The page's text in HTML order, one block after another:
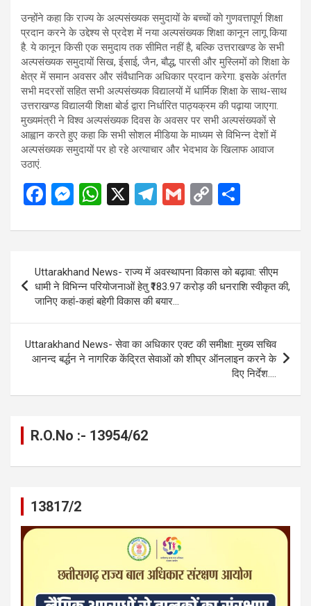
उन्होंने कहा कि राज्य के अल्पसंख्यक समुदायों के बच्चों को गुणवत्तापूर्ण शिक्षा
प्रदान करने के उद्देश्य से प्रदेश में नया अल्पसंख्यक शिक्षा कानून लागू किया
है. ये कानून किसी एक समुदाय तक सीमित नहीं है, बल्कि उत्तराखण्ड के सभी
अल्पसंख्यक समुदायों सिख, ईसाई, जैन, बौद्ध, पारसी और मुस्लिमों को शिक्षा के
क्षेत्र में समान अवसर और संवैधानिक अधिकार प्रदान करेगा. इसके अंतर्गत
सभी मदरसों सहित सभी अल्पसंख्यक विद्यालयों में धार्मिक शिक्षा के साथ-साथ
उत्तराखण्ड विद्यालयी शिक्षा बोर्ड द्वारा निर्धारित पाठ्यक्रम की पढ़ाया जाएगा.
मुख्यमंत्री ने विश्व अल्पसंख्यक दिवस के अवसर पर सभी अल्पसंख्यकों से
आह्वान करते हुए कहा कि सभी सोशल मीडिया के माध्यम से विभिन्न देशों में
अल्पसंख्यक समुदायों पर हो रहे अत्याचार और भेदभाव के खिलाफ आवाज
उठाएं.
F
ce
o
o
k
M
se
g
er
W
at
A
p
p
X
T
e
a
m
G
ail
C
py
Li
n
ar
navigation
Uttarakhand News- राज्य में अवस्थापना विकास को बढ़ावा: सीएम
धामी ने विभिन्न परियोजनाओं हेतु ₹183.97 करोड़ की धनराशि स्वीकृत की,
जानिए कहां-कहां बहेगी विकास की बयार…
Uttarakhand News- सेवा का अधिकार एक्ट की समीक्षा: मुख्य सचिव
आनन्द बर्द्धन ने नागरिक केंद्रित सेवाओं को शीघ्र ऑनलाइन करने के
दिए निर्देश….
R.O.No :- 13954/62
13817/2